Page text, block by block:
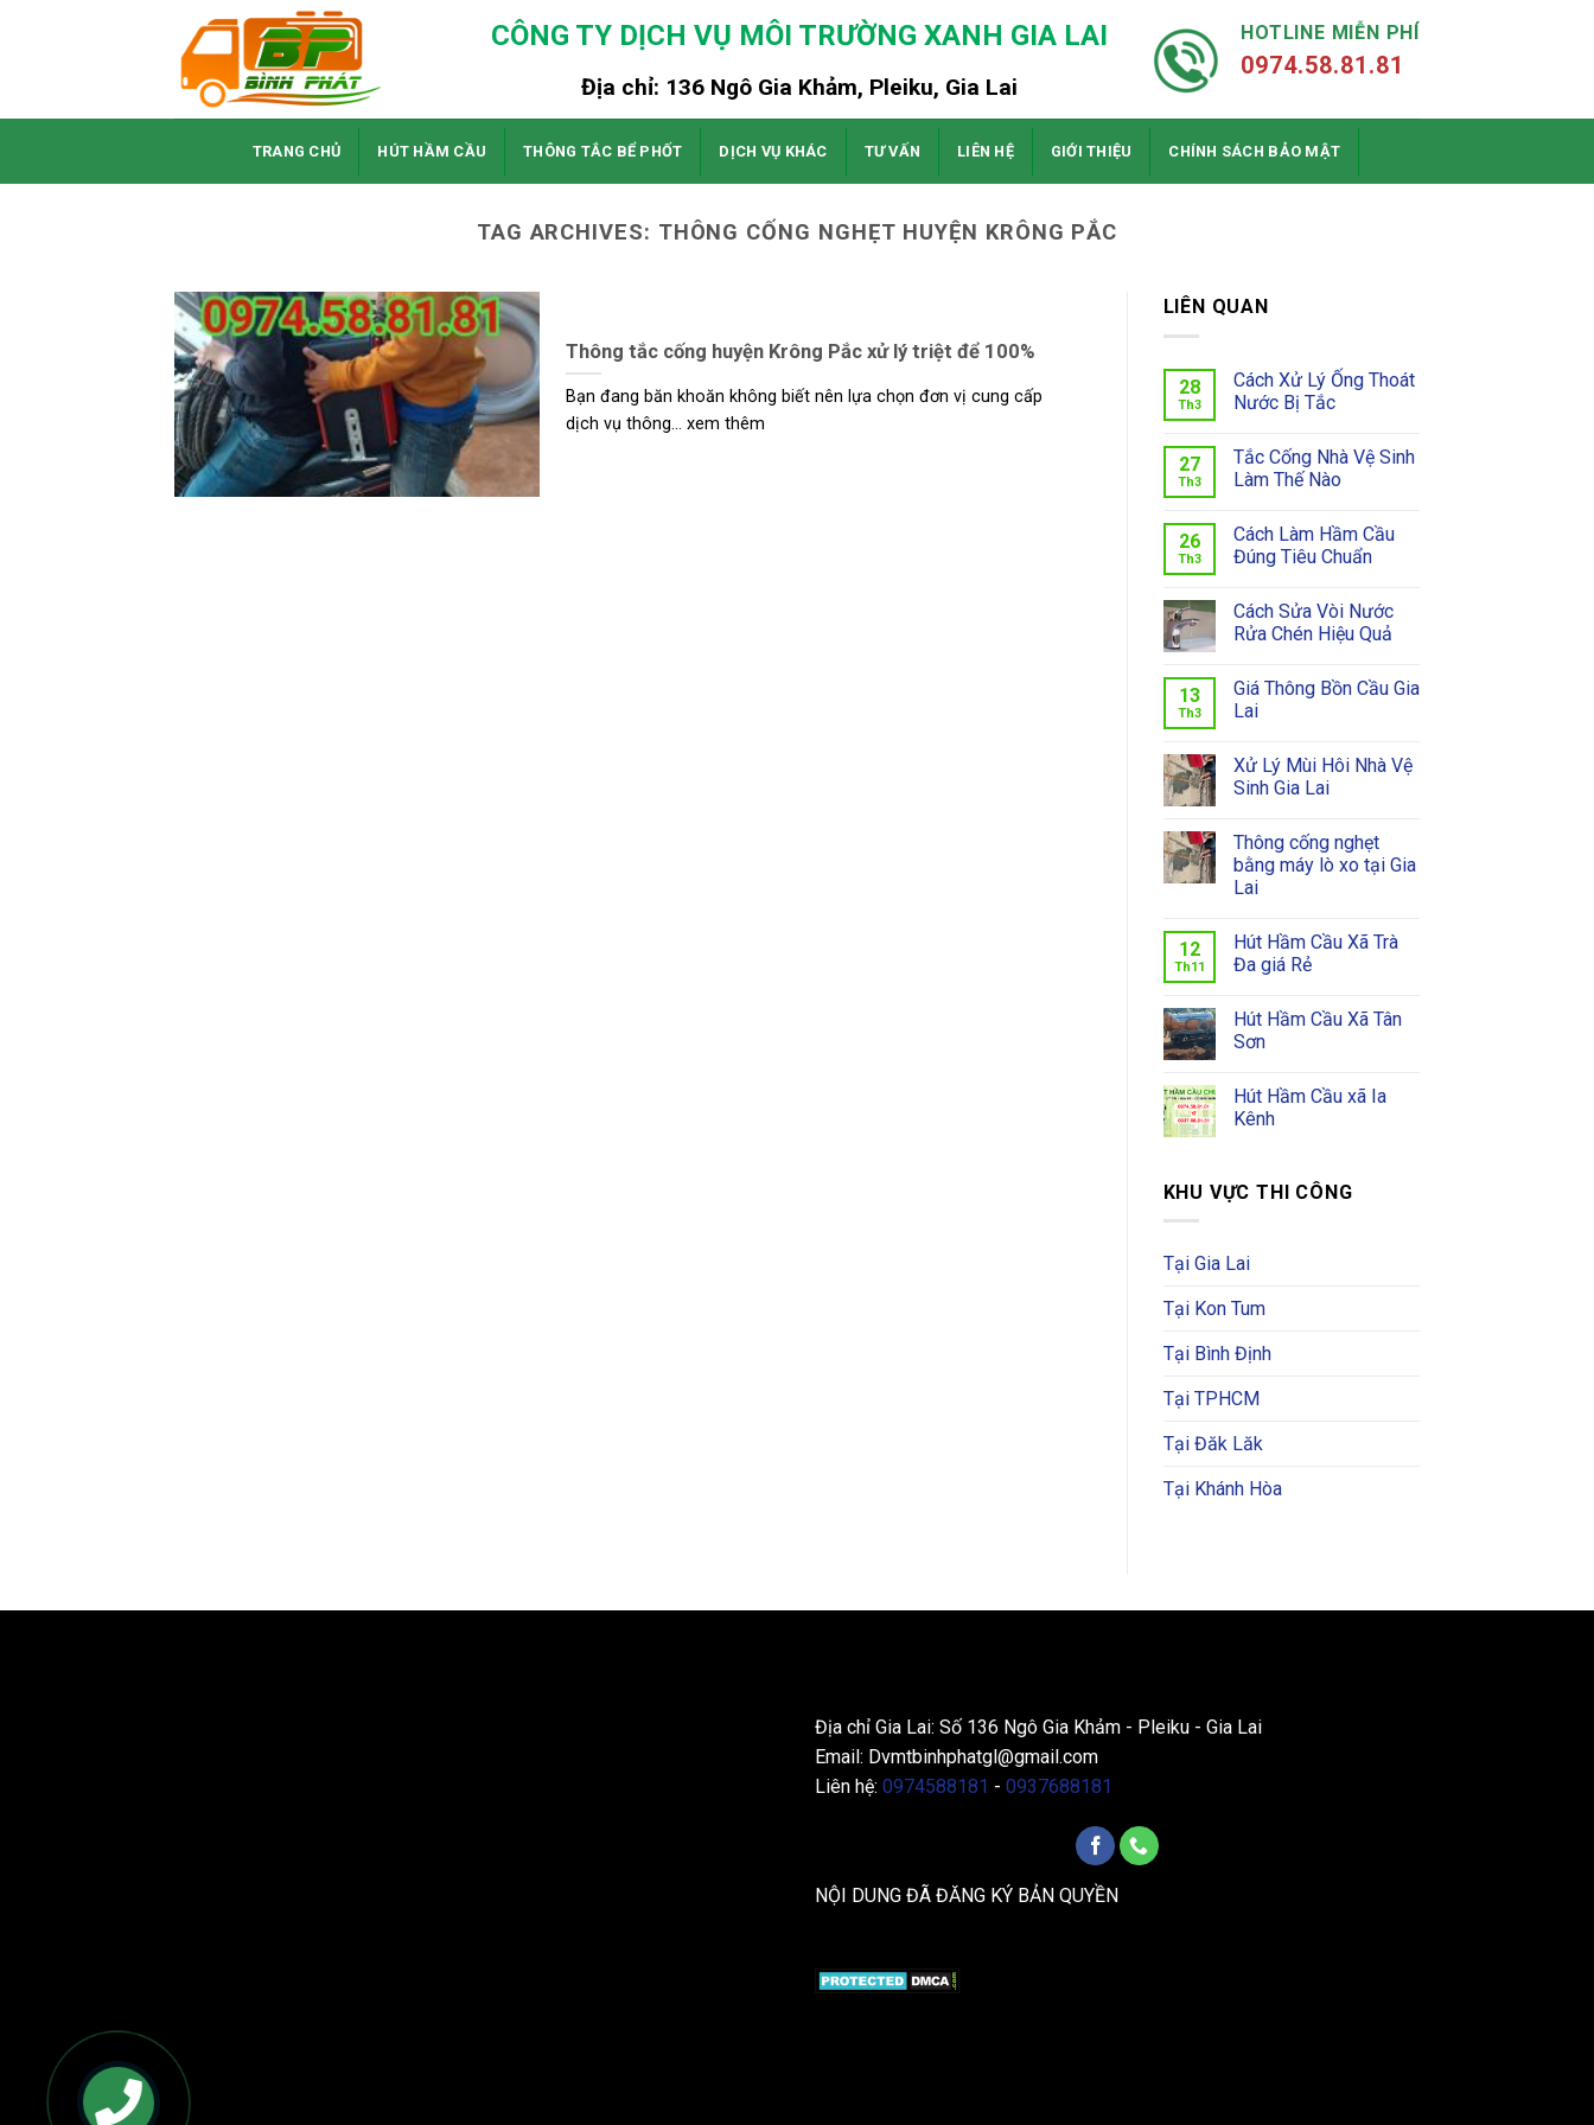
CÔNG TY DỊCH VỤ MÔI TRƯỜNG XANH GIA LAI
Địa chỉ: 136 Ngô Gia Khảm, Pleiku, Gia Lai
HOTLINE MIỄN PHÍ
0974.58.81.81
TRANG CHỦ HÚT HẦM CẦU THÔNG TẮC BỂ PHỐT DỊCH VỤ KHÁC TƯ VẤN LIÊN HỆ GIỚI THIỆU CHÍNH SÁCH BẢO MẬT
TAG ARCHIVES: THÔNG CỐNG NGHẸT HUYỆN KRÔNG PẮC
Thông tắc cống huyện Krông Pắc xử lý triệt để 100%
Bạn đang băn khoăn không biết nên lựa chọn đơn vị cung cấp
dịch vụ thông... xem thêm
LIÊN QUAN
28
Th3
Cách Xử Lý Ống Thoát
Nước Bị Tắc
27
Th3
Tắc Cống Nhà Vệ Sinh
Làm Thế Nào
26
Th3
Cách Làm Hầm Cầu
Đúng Tiêu Chuẩn
Cách Sửa Vòi Nước
Rửa Chén Hiệu Quả
13
Th3
Giá Thông Bồn Cầu Gia
Lai
Xử Lý Mùi Hôi Nhà Vệ
Sinh Gia Lai
Thông cống nghẹt
bằng máy lò xo tại Gia
Lai
12
Th11
Hút Hầm Cầu Xã Trà
Đa giá Rẻ
Hút Hầm Cầu Xã Tân
Sơn
Hút Hầm Cầu xã Ia
Kênh
KHU VỰC THI CÔNG
Tại Gia Lai
Tại Kon Tum
Tại Bình Định
Tại TPHCM
Tại Đăk Lăk
Tại Khánh Hòa
Địa chỉ Gia Lai: Số 136 Ngô Gia Khảm - Pleiku - Gia Lai
Email: Dvmtbinhphatgl@gmail.com
Liên hệ: 0974588181 - 0937688181
NỘI DUNG ĐÃ ĐĂNG KÝ BẢN QUYỀN